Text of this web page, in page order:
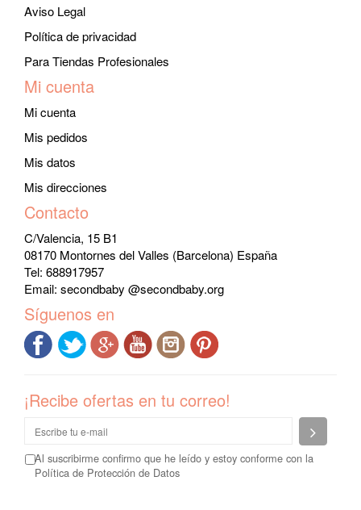
Aviso Legal
Política de privacidad
Para Tiendas Profesionales
Mi cuenta
Mi cuenta
Mis pedidos
Mis datos
Mis direcciones
Contacto
C/Valencia, 15 B1
08170 Montornes del Valles (Barcelona) España
Tel: 688917957
Email: secondbaby @secondbaby.org
Síguenos en
¡Recibe ofertas en tu correo!
Al suscribirme confirmo que he leído y estoy conforme con la
Política de Protección de Datos